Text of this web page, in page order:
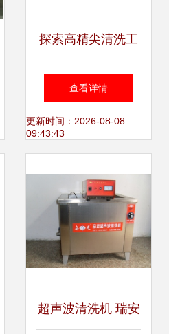
探索高精尖清洗工
艺 NT-双频及高频
超声波清洗机技术
查看详情
更新时间：2026-08-08
09:43:43
超声波清洗机 瑞安